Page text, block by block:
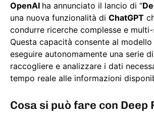
OpenAI ha annunciato il lancio di “
una nuova funzionalità di ChatGPT
condurre ricerche complesse e
Questa capacità consente al
eseguire autonomamente una serie
raccogliere e analizzare i dati
tempo reale alle informazioni
Cosa si può fare con Deep